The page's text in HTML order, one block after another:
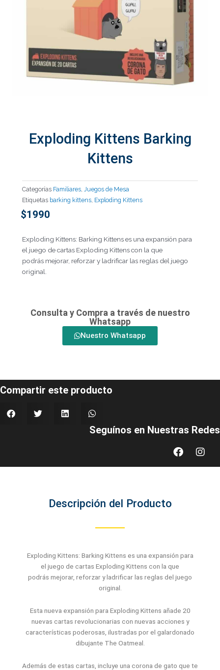
Exploding Kittens Barking
Kittens
Categorías Familiares, Juegos de Mesa
Etiquetas barking kittens, Exploding Kittens
$1990
Exploding Kittens: Barking Kittens es una expansión para
el juego de cartas Exploding Kittens con la que
podrás mejorar, reforzar y ladrificar las reglas del juego
original.
Consulta y Compra a través de nuestro
Whatsapp
Nuestro Whatsapp
Compartir este producto
Seguínos en Nuestras Redes
Descripción del Producto
Exploding Kittens: Barking Kittens es una expansión para
el juego de cartas Exploding Kittens con la que
podrás mejorar, reforzar y ladrificar las reglas del juego
original.
Esta nueva expansión para Exploding Kittens añade 20
nuevas cartas revolucionarias con nuevas acciones y
características poderosas, ilustradas por el galardonado
dibujante The Oatmeal.
Además de estas cartas, incluye una corona de gato que te